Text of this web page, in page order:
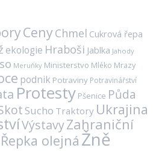
CenyChmel Cukrová řepa
ekologie Hraboši Jablka Jahody
Meruňky Ministerstvo Mléko Mrazy
podnik Potraviny Potravinářství
Protesty Pšenice Půda
Sucho Traktory Ukrajina
VýstavyZahraniční
Řepka olejná Žně